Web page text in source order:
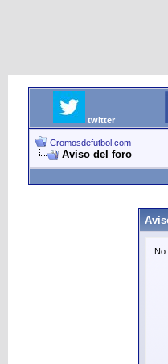
twitter
Cromosdefutbol.com
Aviso del foro
No